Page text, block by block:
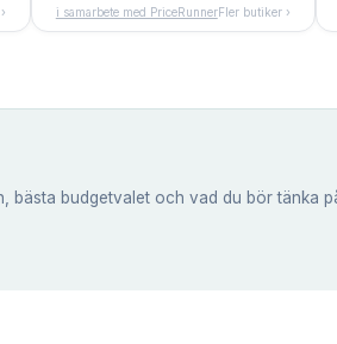
i samarbete med PriceRunnerFler butiker ›
bästa budgetvalet och vad du bör tänka